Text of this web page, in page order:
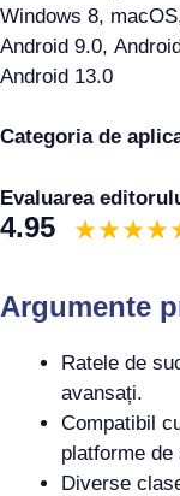
Windows 8,
Android 9.0,
Android 13.0
Categoria de
Evaluarea
4.95
Argumente
Ratele de
avansați.
Compatibil
platforme
Diverse